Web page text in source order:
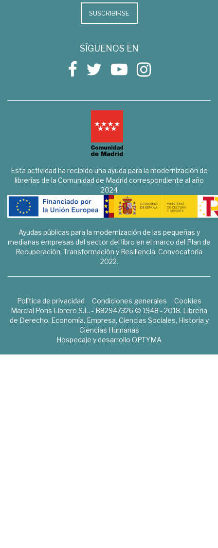
SUSCRIBIRSE
SÍGUENOS EN
Esta actividad ha recibido una ayuda para la modernización de
librerías de la Comunidad de Madrid correspondiente al año
2024
Ayudas públicas para la modernización de las pequeñas y
medianas empresas del sector del libro en el marco del Plan de
Recuperación, Transformación y Resiliencia. Convocatoria
2022.
Política de privacidad Condiciones generales
Cookies
Marcial Pons Librero S.L. - B82947326 © 1948 - 2018. Librería
de Derecho, Economía, Empresa, Ciencias Sociales, Historia y
Ciencias Humanas
Hospedaje y desarrollo OPTYMA